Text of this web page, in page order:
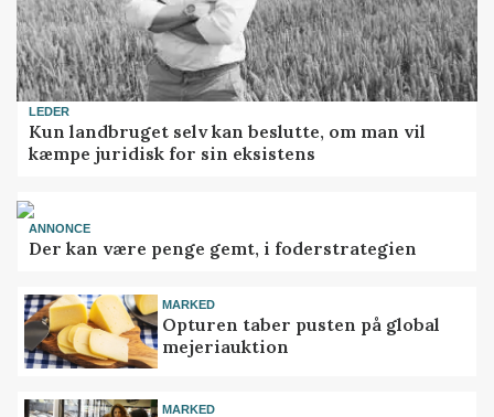
LEDER
Kun landbruget selv kan beslutte, om man vil
kæmpe juridisk for sin eksistens
ANNONCE
Der kan være penge gemt, i foderstrategien
MARKED
Opturen taber pusten på global
mejeriauktion
MARKED